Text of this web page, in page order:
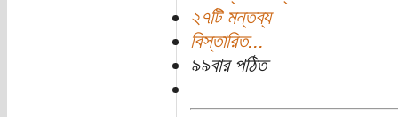
২৭টি মন্তব্য
বিস্তারিত...
৯৯বার পঠিত